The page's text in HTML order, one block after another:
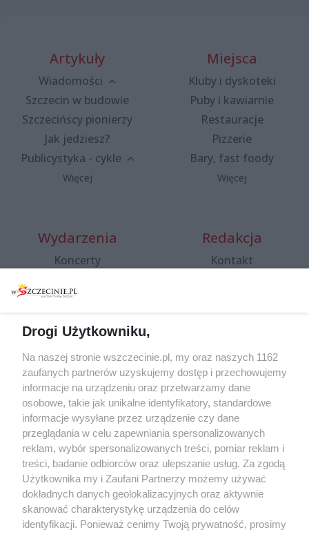
Artykuły
Wiadomości
Szczecin w budowie
Szczecińscy pionierzy
Jak jedziesz?
Publicystyka - cykle
Więcej
Miejsca
Kluby i dyskoteki
Puby i kawiarnie
Restauracje
Pizzerie
Bary, fast foody
Więcej
Wydarzenia
Koncerty
Spacery i oprowadzania
targi
Wernisaże
Więcej
Redakcja
Kontakt
Specjalny koncert z okazji
20. urodzin portalu
wSzczecinie.pl
Regulamin konkursów
śniadaniówka "Hej
Szczecin! Jest piątek!"
Partnerzy
Praca Szczecin
Drogi Użytkowniku,
Na naszej stronie wszczecinie.pl, my oraz naszych 1162
zaufanych partnerów uzyskujemy dostęp i przechowujemy
informacje na urządzeniu oraz przetwarzamy dane
osobowe, takie jak unikalne identyfikatory, standardowe
informacje wysyłane przez urządzenie czy dane
przeglądania w celu zapewniania spersonalizowanych
reklam, wybór spersonalizowanych treści, pomiar reklam i
treści, badanie odbiorców oraz ulepszanie usług. Za zgodą
Użytkownika my i Zaufani Partnerzy możemy używać
dokładnych danych geolokalizacyjnych oraz aktywnie
skanować charakterystykę urządzenia do celów
identyfikacji. Ponieważ cenimy Twoją prywatność, prosimy